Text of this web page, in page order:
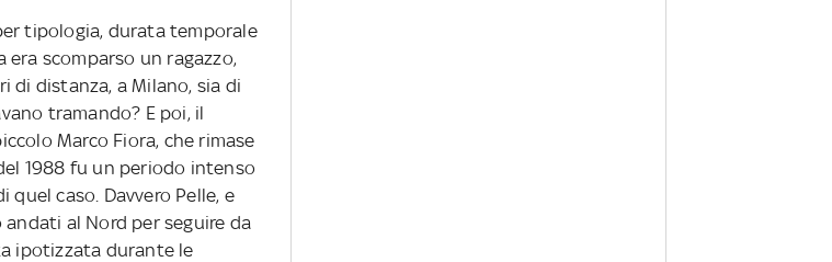
tipologia, durata temporale
scomparso un ragazzo,
di distanza, a Milano, sia di
tramando? E poi, il
Marco Fiora, che rimase
1988 fu un periodo intenso
caso. Davvero Pelle, e
al Nord per seguire da
ipotizzata durante le